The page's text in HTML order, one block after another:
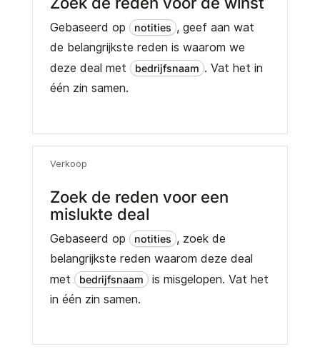
Gebaseerd op notities , geef aan wat
de belangrijkste reden is waarom we
deze deal met
bedrijfsnaam . Vat het in
één zin samen.
Verkoop
Zoek de reden voor een
mislukte deal
Gebaseerd op notities , zoek de
belangrijkste reden waarom deze deal
met
bedrijfsnaam is misgelopen. Vat het
in één zin samen.